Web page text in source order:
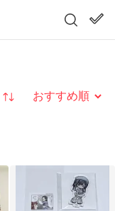
並び替え